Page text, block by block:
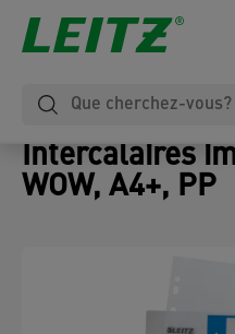
Intercalaires
WOW, A4+, PP